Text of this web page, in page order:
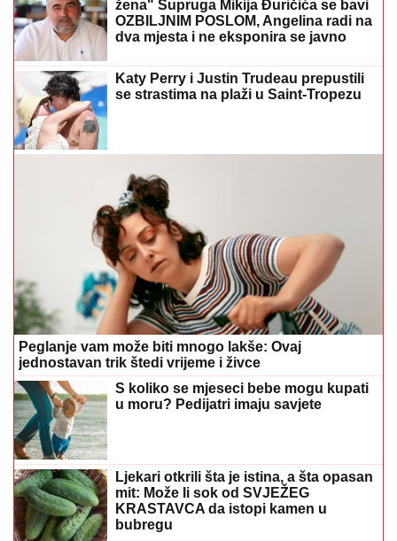
Katy Perry i Justin Trudeau prepustili
se strastima na plaži u Saint-Tropezu
Peglanje vam može biti mnogo lakše: Ovaj
jednostavan trik štedi vrijeme i živce
S koliko se mjeseci bebe mogu kupati
u moru? Pedijatri imaju savjete
KRASTAVCA da istopi kamen u
bubregu